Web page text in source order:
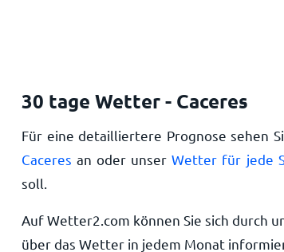
30 tage Wetter - Caceres
Für eine detailliertere Prognose sehen
Caceres an oder unserWetter für jede
soll.
Auf Wetter2.com können Sie sich durch
über das Wetter in jedem Monat